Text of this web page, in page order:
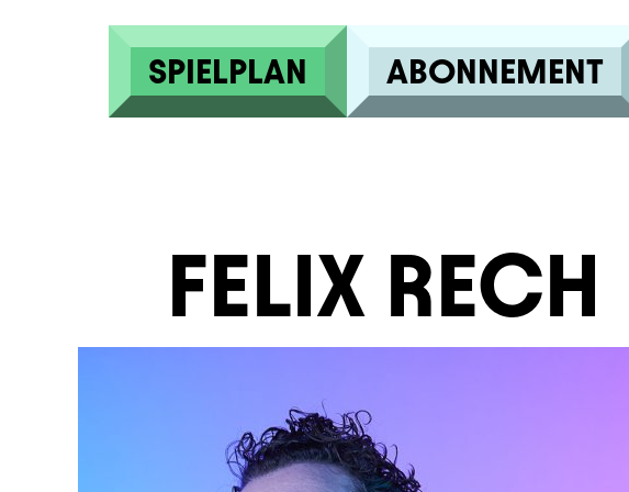
SPIELPLAN ABONNEMENT
FELIX RECH